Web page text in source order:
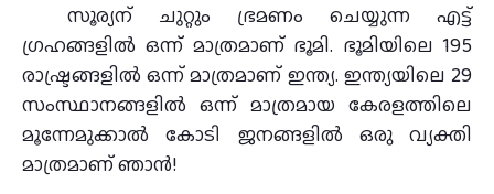
സൂര്യന് ചുറ്റും ഭ്രമണം ചെയ്യുന്ന എട്ട്
ഗ്രഹങ്ങളില്‍ ഒന്ന് മാത്രമാണ് ഭൂമി. ഭൂമിയിലെ 195
രാഷ്ട്രങ്ങളില്‍ ഒന്ന് മാത്രമാണ് ഇന്ത്യ. ഇന്ത്യയിലെ 29
സംസ്ഥാനങ്ങളില്‍ ഒന്ന് മാത്രമായ കേരളത്തിലെ
മൂന്നേമുക്കാല്‍ കോടി ജനങ്ങളില്‍ ഒരു വ്യക്തി
മാത്രമാണ് ഞാന്‍!